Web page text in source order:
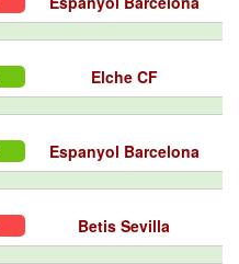
Elche CF
Espanyol Barcelona
Betis Sevilla